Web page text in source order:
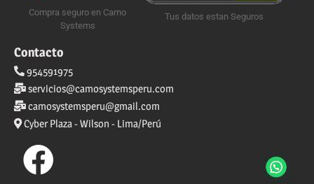
Compra seguro en Camo
Systems
Tus datos estan Seguros
Contacto
954591975
servicios@camosystemsperu.com
camosystemsperu@gmail.com
Cyber Plaza - Wilson - Lima/Perú